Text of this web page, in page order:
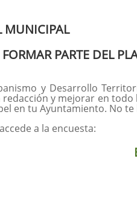
MUNICIPAL
FORMAR PARTE DEL
y Desarrollo
y mejorar en
en tu Ayuntamiento. No
a la encuesta: